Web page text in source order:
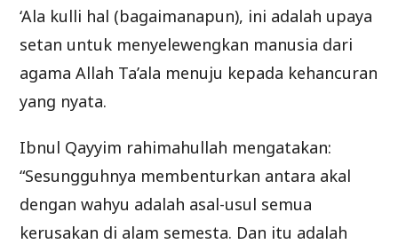
‘Ala kulli hal (bagaimanapun), ini adalah upaya
setan untuk menyelewengkan manusia dari
agama Allah Ta’ala menuju kepada kehancuran
yang nyata.
Ibnul Qayyim rahimahullah mengatakan:
“Sesungguhnya membenturkan antara akal
dengan wahyu adalah asal-usul semua
kerusakan di alam semesta. Dan itu adalah